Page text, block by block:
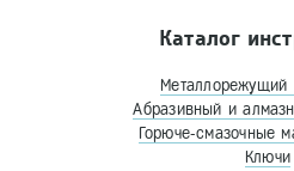
Каталог
Металлорежущий
Абразивный и
Горюче-смазочные
Ключи